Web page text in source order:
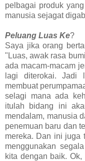
pelbagai produk
manusia sejagat
Peluang Luas Ke?
Saya jika orang
"Luas, awak rasa
ada macam-macam
lagi diterokai. Jadi
membuat
selagi mana ada
itulah bidang ini
mendalam, manusia
penemuan baru dan
mereka. Dan ini juga
menggunakan
kita dengan baik.